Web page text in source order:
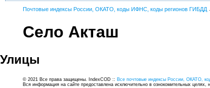
Почтовые индексы России, ОКАТО, коды ИФНС, коды регионов ГИБДД
Село Акташ
Улицы
© 2021 Все права защищены. IndexCOD :: Все почтовые индексы России, ОКАТО,
Вся информация на сайте предоставлена исключительно в ознокомительных целях,